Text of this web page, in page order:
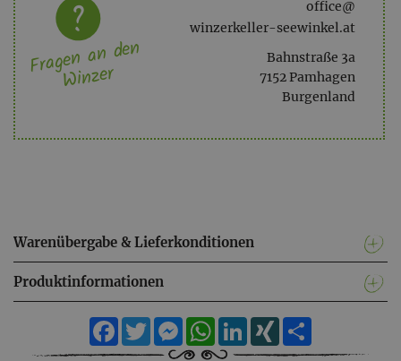
office@
winzerkeller-seewinkel.at
Bahnstraße 3a
7152 Pamhagen
Burgenland
Fragen an den
Winzer
Warenübergabe & Lieferkonditionen
Produktinformationen
FacebookTwitterMessengerWhatsApp
LinkedIn
XING